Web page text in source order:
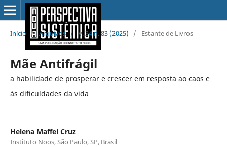
Início / Arquivos / v. 34 n. 83 (2025) / Estante de Livros
Mãe Antifrágil
a habilidade de prosperar e crescer em resposta ao caos e
às dificuldades da vida
Helena Maffei Cruz
Instituto Noos, São Paulo, SP, Brasil